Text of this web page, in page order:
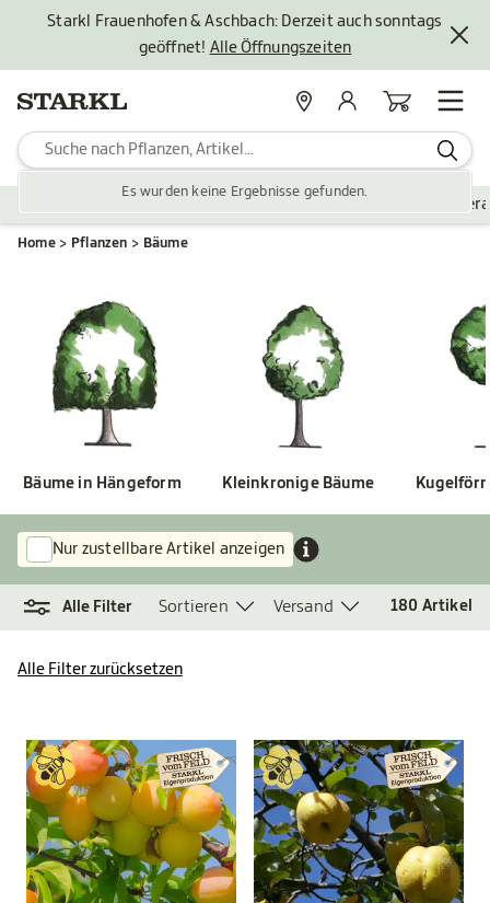
Starkl Frauenhofen & Aschbach: Derzeit auch sonntags
geöffnet! Alle Öffnungszeiten
Es wurden keine Ergebnisse gefunden.
StandorteMein KontoWarenkorb
Zubehör Gartengestaltung
Home Pflanzen Bäume
Bäume in Hängeform Kleinkronige Bäume
Nur zustellbare Artikel anzeigen
Alle Filter Sortieren Versand 180 Artikel
Alle Filter zurücksetzen